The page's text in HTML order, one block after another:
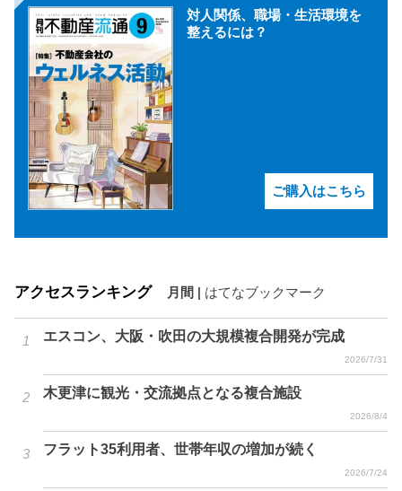
対人関係、職場・生活環境を
整えるには？
ご購入はこちら
アクセスランキング 月間 はてなブックマーク
エスコン、大阪・吹田の大規模複合開発が完成
2026/7/31
木更津に観光・交流拠点となる複合施設
2026/8/4
フラット35利用者、世帯年収の増加が続く
2026/7/24